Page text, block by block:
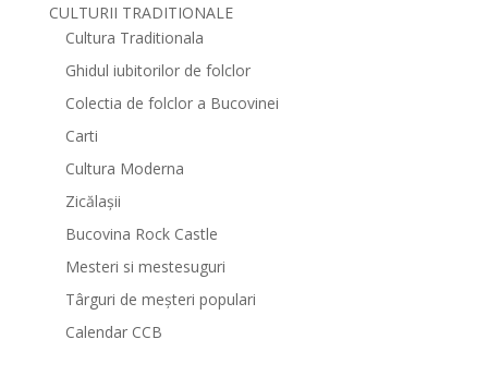
CULTURII TRADITIONALE
Cultura Traditionala
Ghidul iubitorilor de folclor
Colectia de folclor a Bucovinei
Carti
Cultura Moderna
Zicălașii
Bucovina Rock Castle
Mesteri si mestesuguri
Târguri de meșteri populari
Calendar CCB